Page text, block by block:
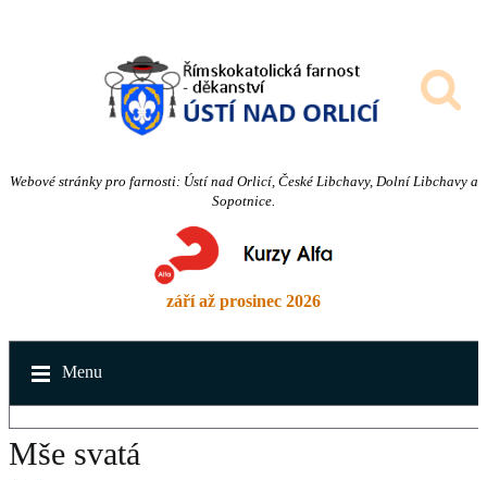
Webové stránky pro farnosti: Ústí nad Orlicí, České Libchavy, Dolní Libchavy a
Sopotnice.
září až prosinec 2026
Menu
Mše svatá